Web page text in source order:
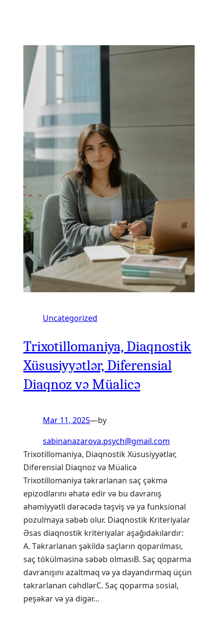
Uncategorized
Trixotillomaniya, Diaqnostik
Xüsusiyyətlər, Diferensial
Diaqnoz və Müalicə
Mar 11, 2025—by
sabinanazarova.psych@gmail.com
Trixotillomaniya, Diaqnostik Xüsusiyyətlər,
Diferensial Diaqnoz və Müalicə
Trixotillomaniya təkrarlanan saç çəkmə
epizodlarını əhatə edir və bu davranış
əhəmiyyətli dərəcədə təşviş və ya funksional
pozulmaya səbəb olur. Diaqnostik Kriteriyalar
Əsas diaqnostik kriteriyalar aşağıdakılardır:
A. Təkrarlanan şəkildə saçların qoparılması,
saç tökülməsinə səbəb olmasıB. Saç qoparma
davranışını azaltmaq və ya dayandırmaq üçün
təkrarlanan cəhdlərC. Saç qoparma sosial,
peşəkar və ya digər…